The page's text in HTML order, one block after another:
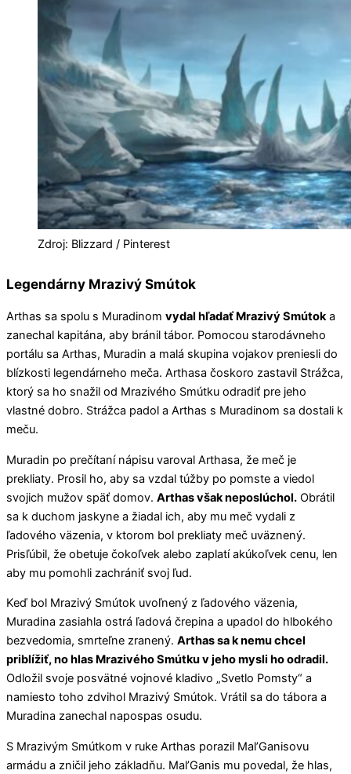
Zdroj: Blizzard / Pinterest
Legendárny Mrazivý Smútok
Arthas sa spolu s Muradinom vydal hľadať Mrazivý Smútoka
zanechal kapitána, aby bránil tábor. Pomocou starodávneho
portálu sa Arthas, Muradin a malá skupina vojakov preniesli do
blízkosti legendárneho meča. Arthasa čoskoro zastavil Strážca,
ktorý sa ho snažil od Mrazivého Smútku odradiť pre jeho
vlastné dobro. Strážca padol a Arthas s Muradinom sa dostali k
meču.
Muradin po prečítaní nápisu varoval Arthasa, že meč je
prekliaty. Prosil ho, aby sa vzdal túžby po pomste a viedol
svojich mužov späť domov. Arthas však neposlúchol. Obrátil
sa k duchom jaskyne a žiadal ich, aby mu meč vydali z
ľadového väzenia, v ktorom bol prekliaty meč uväznený.
Prisľúbil, že obetuje čokoľvek alebo zaplatí akúkoľvek cenu, len
aby mu pomohli zachrániť svoj ľud.
Keď bol Mrazivý Smútok uvoľnený z ľadového väzenia,
Muradina zasiahla ostrá ľadová črepina a upadol do hlbokého
bezvedomia, smrteľne zranený. Arthas sa k nemu chcel
priblížiť, no hlas Mrazivého Smútku v jeho mysli ho odradil.
Odložil svoje posvätné vojnové kladivo „Svetlo Pomsty“ a
namiesto toho zdvihol Mrazivý Smútok. Vrátil sa do tábora a
Muradina zanechal napospas osudu.
S Mrazivým Smútkom v ruke Arthas porazil Mal’Ganisovu
armádu a zničil jeho základňu. Mal’Ganis mu povedal, že hlas,